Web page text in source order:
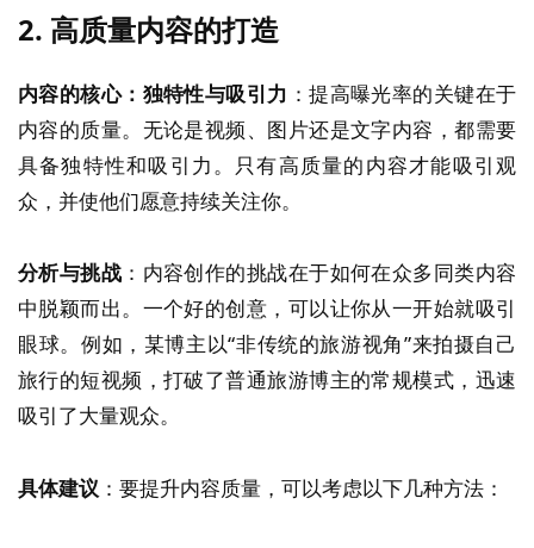
2. 高质量内容的打造
内容的核心：独特性与吸引力 ：提高曝光率的关键在于
内容的质量。无论是视频、图片还是文字内容，都需要
具备独特性和吸引力。只有高质量的内容才能吸引观
众，并使他们愿意持续关注你。
分析与挑战 ：内容创作的挑战在于如何在众多同类内容
中脱颖而出。一个好的创意，可以让你从一开始就吸引
眼球。例如，某博主以“非传统的旅游视角”来拍摄自己
旅行的短视频，打破了普通旅游博主的常规模式，迅速
吸引了大量观众。
具体建议 ：要提升内容质量，可以考虑以下几种方法：